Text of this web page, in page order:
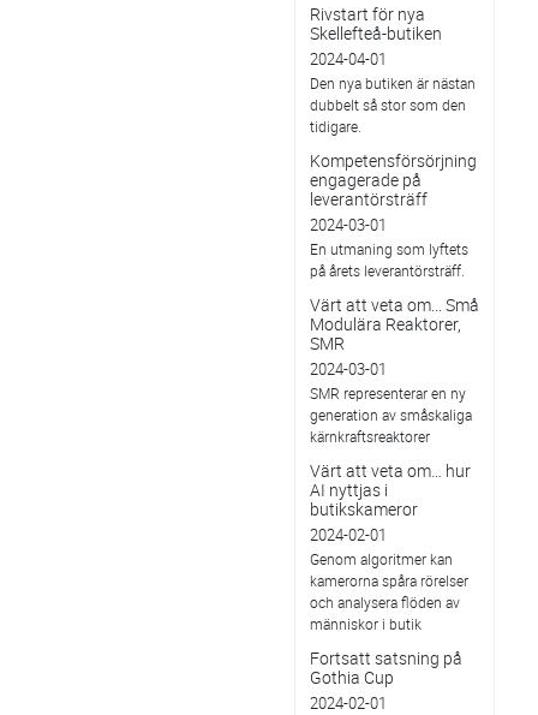
Rivstart för nya
Skellefteå-butiken
2024-04-01
Den nya butiken är nästan
dubbelt så stor som den
tidigare.
Kompetensförsörjning
engagerade på
leverantörsträff
2024-03-01
En utmaning som lyftets
på årets leverantörsträff.
Värt att veta om... Små
Modulära Reaktorer,
SMR
2024-03-01
SMR representerar en ny
generation av småskaliga
kärnkraftsreaktorer
Värt att veta om… hur
AI nyttjas i
butikskameror
2024-02-01
Genom algoritmer kan
kamerorna spåra rörelser
och analysera flöden av
människor i butik
Fortsatt satsning på
Gothia Cup
2024-02-01